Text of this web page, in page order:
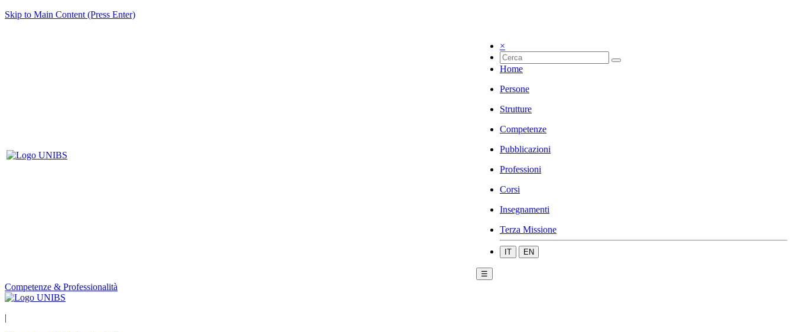
Skip to Main Content (Press Enter)
×
Home
Persone
Strutture
Competenze
Pubblicazioni
Professioni
Corsi
Insegnamenti
Terza Missione
IT EN
☰
Competenze & Professionalità
|